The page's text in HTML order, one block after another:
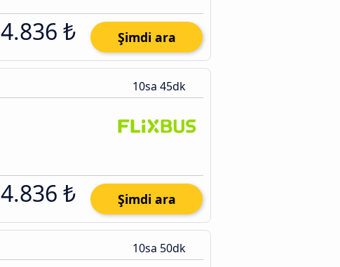
4.836 ₺ Şimdi ara
10sa 45dk
4.836 ₺ Şimdi ara
10sa 50dk